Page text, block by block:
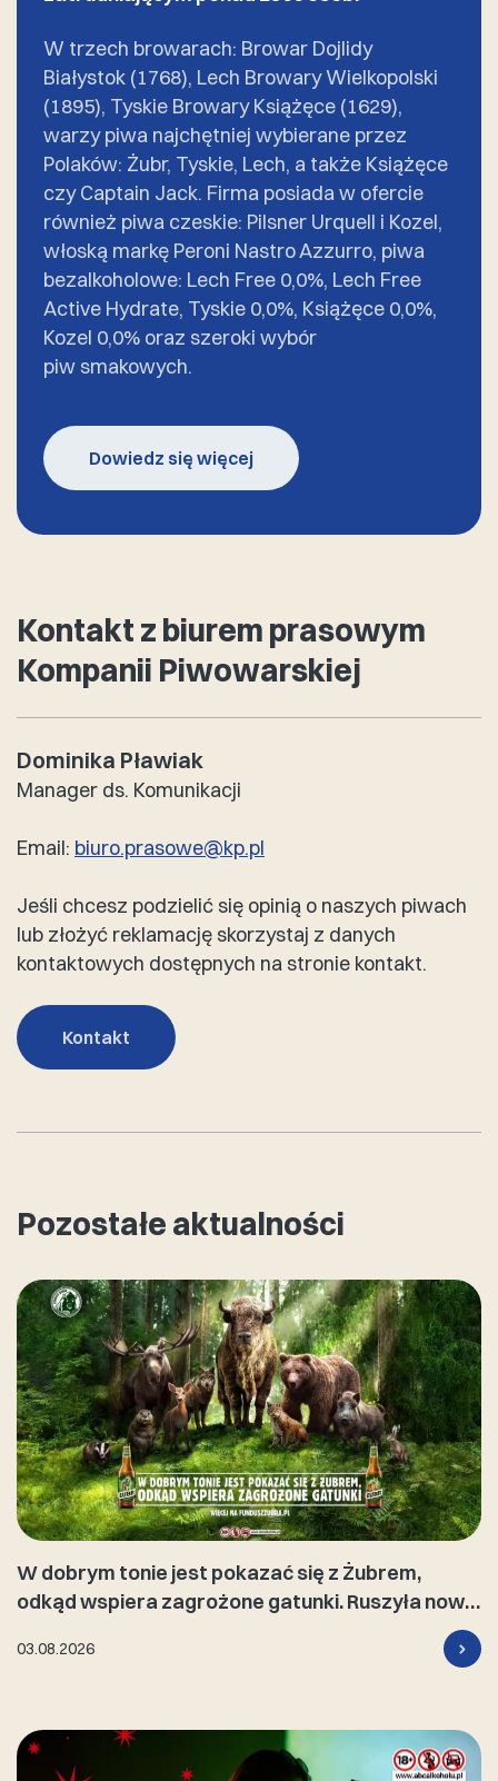
W trzech browarach: Browar Dojlidy
Białystok (1768), Lech Browary Wielkopolski
(1895), Tyskie Browary Książęce (1629),
warzy piwa najchętniej wybierane przez
Polaków: Żubr, Tyskie, Lech, a także Książęce
czy Captain Jack. Firma posiada w ofercie
również piwa czeskie: Pilsner Urquell i Kozel,
włoską markę Peroni Nastro Azzurro, piwa
bezalkoholowe: Lech Free 0,0%, Lech Free
Active Hydrate, Tyskie 0,0%, Książęce 0,0%,
Kozel 0,0% oraz szeroki wybór
piw smakowych.
Dowiedz się więcej
Kontakt z biurem prasowym
Kompanii Piwowarskiej
Dominika Pławiak
Manager ds. Komunikacji
Email: biuro.prasowe@kp.pl
Jeśli chcesz podzielić się opinią o naszych piwach
lub złożyć reklamację skorzystaj z danych
kontaktowych dostępnych na stronie kontakt.
Kontakt
Pozostałe aktualności
W dobrym tonie jest pokazać się z Żubrem,
odkąd wspiera zagrożone gatunki. Ruszyła nowa
03.08.2026